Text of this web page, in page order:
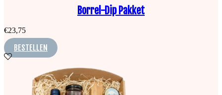
Borrel-Dip Pakket
€23,75
BESTELLEN